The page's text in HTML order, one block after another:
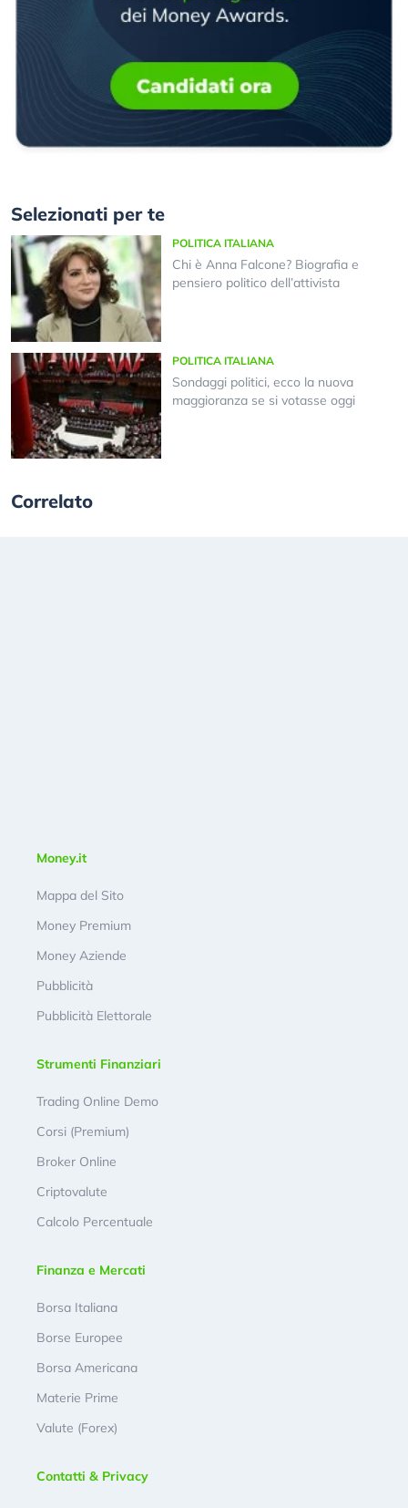
Selezionati per te
POLITICA ITALIANA
Chi è Anna Falcone? Biografia e
pensiero politico dell’attivista
POLITICA ITALIANA
Sondaggi politici, ecco la nuova
maggioranza se si votasse oggi
Correlato
Money.it
Mappa del Sito
Money Premium
Money Aziende
Pubblicità
Pubblicità Elettorale
Strumenti Finanziari
Trading Online Demo
Corsi (Premium)
Broker Online
Criptovalute
Calcolo Percentuale
Finanza e Mercati
Borsa Italiana
Borse Europee
Borsa Americana
Materie Prime
Valute (Forex)
Contatti & Privacy